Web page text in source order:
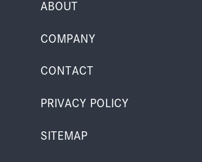
ABOUT
COMPANY
CONTACT
PRIVACY POLICY
SITEMAP